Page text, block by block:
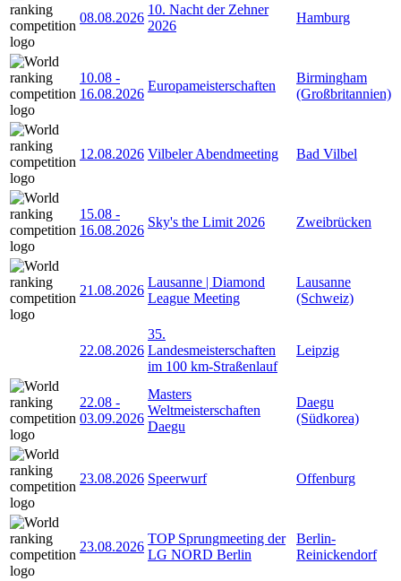
08.08.2026
10. Nacht der Zehner
2026
Hamburg
10.08 -
16.08.2026
Europameisterschaften
Birmingham
(Großbritannien)
12.08.2026 Vilbeler Abendmeeting Bad Vilbel
15.08 -
16.08.2026
Sky's the Limit 2026 Zweibrücken
21.08.2026
Lausanne | Diamond
League Meeting
Lausanne
(Schweiz)
22.08.2026
35.
Landesmeisterschaften
im 100 km-Straßenlauf
Leipzig
22.08 -
03.09.2026
Masters
Weltmeisterschaften
Daegu
Daegu
(Südkorea)
23.08.2026 Speerwurf Offenburg
23.08.2026
TOP Sprungmeeting der
LG NORD Berlin
Berlin-
Reinickendorf